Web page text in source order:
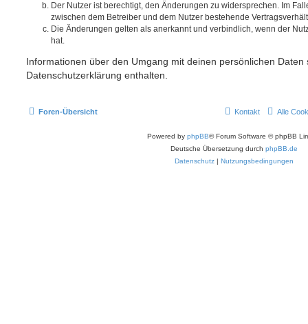
Der Nutzer ist berechtigt, den Änderungen zu widersprechen. Im
zwischen dem Betreiber und dem Nutzer bestehende
Die Änderungen gelten als anerkannt und verbindlich, wenn der
hat.
Informationen über den Umgang mit deinen persönlichen Daten
Datenschutzerklärung enthalten.
Foren-Übersicht Alle
Kontakt
Powered by phpBB® Forum Software © phpBB
Deutsche Übersetzung durch phpBB.de
Datenschutz | Nutzungsbedingungen